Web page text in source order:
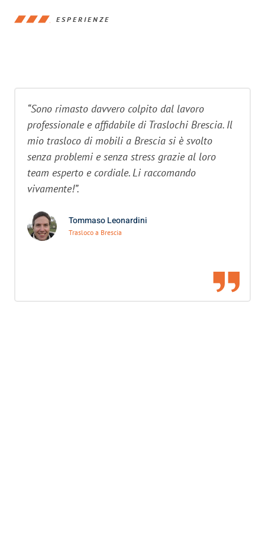
ESPERIENZE
“Sono rimasto davvero colpito dal lavoro
professionale e affidabile di Traslochi Brescia. Il
mio trasloco di mobili a Brescia si è svolto
senza problemi e senza stress grazie al loro
team esperto e cordiale. Li raccomando
vivamente!”.
Tommaso Leonardini
Trasloco a Brescia